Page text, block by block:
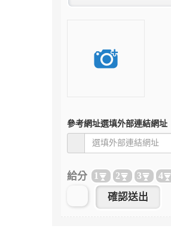
參考網址選填外部連結網址
給分 1 2 3 4